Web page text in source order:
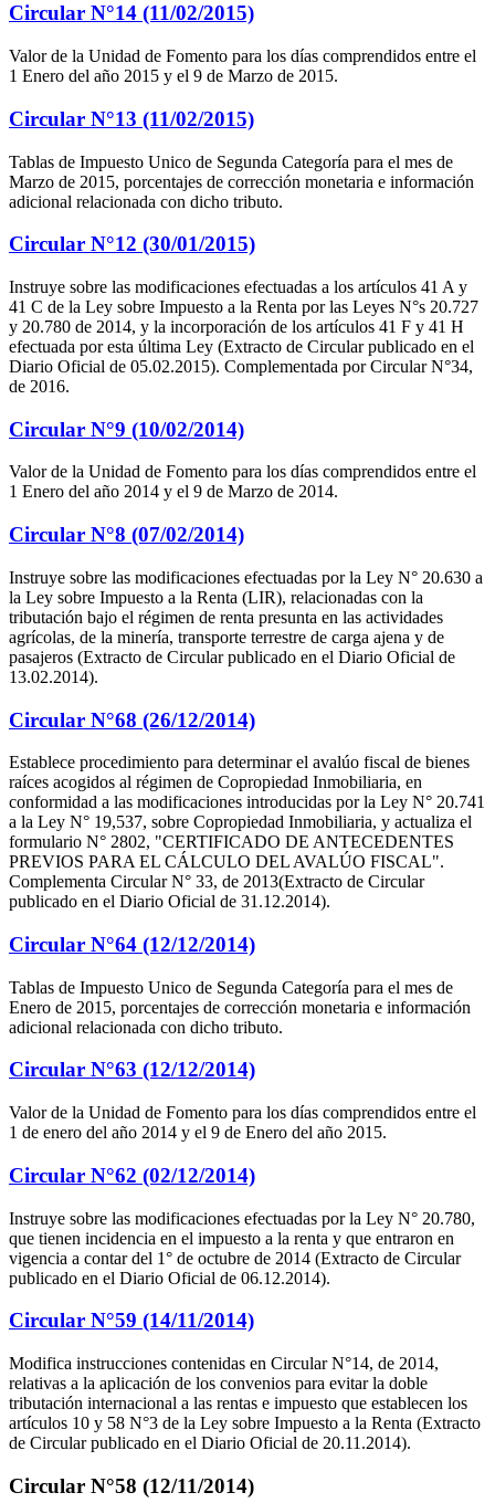
Circular N°14 (11/02/2015)
Valor de la Unidad de Fomento para los días comprendidos entre el
1 Enero del año 2015 y el 9 de Marzo de 2015.
Circular N°13 (11/02/2015)
Tablas de Impuesto Unico de Segunda Categoría para el mes de
Marzo de 2015, porcentajes de corrección monetaria e información
adicional relacionada con dicho tributo.
Circular N°12 (30/01/2015)
Instruye sobre las modificaciones efectuadas a los artículos 41 A y
41 C de la Ley sobre Impuesto a la Renta por las Leyes N°s 20.727
y 20.780 de 2014, y la incorporación de los artículos 41 F y 41 H
efectuada por esta última Ley (Extracto de Circular publicado en el
Diario Oficial de 05.02.2015). Complementada por Circular N°34,
de 2016.
Circular N°9 (10/02/2014)
Valor de la Unidad de Fomento para los días comprendidos entre el
1 Enero del año 2014 y el 9 de Marzo de 2014.
Circular N°8 (07/02/2014)
Instruye sobre las modificaciones efectuadas por la Ley N° 20.630 a
la Ley sobre Impuesto a la Renta (LIR), relacionadas con la
tributación bajo el régimen de renta presunta en las actividades
agrícolas, de la minería, transporte terrestre de carga ajena y de
pasajeros (Extracto de Circular publicado en el Diario Oficial de
13.02.2014).
Circular N°68 (26/12/2014)
Establece procedimiento para determinar el avalúo fiscal de bienes
raíces acogidos al régimen de Copropiedad Inmobiliaria, en
conformidad a las modificaciones introducidas por la Ley N° 20.741
a la Ley N° 19,537, sobre Copropiedad Inmobiliaria, y actualiza el
formulario N° 2802, "CERTIFICADO DE ANTECEDENTES
PREVIOS PARA EL CÁLCULO DEL AVALÚO FISCAL".
Complementa Circular N° 33, de 2013(Extracto de Circular
publicado en el Diario Oficial de 31.12.2014).
Circular N°64 (12/12/2014)
Tablas de Impuesto Unico de Segunda Categoría para el mes de
Enero de 2015, porcentajes de corrección monetaria e información
adicional relacionada con dicho tributo.
Circular N°63 (12/12/2014)
Valor de la Unidad de Fomento para los días comprendidos entre el
1 de enero del año 2014 y el 9 de Enero del año 2015.
Circular N°62 (02/12/2014)
Instruye sobre las modificaciones efectuadas por la Ley N° 20.780,
que tienen incidencia en el impuesto a la renta y que entraron en
vigencia a contar del 1° de octubre de 2014 (Extracto de Circular
publicado en el Diario Oficial de 06.12.2014).
Circular N°59 (14/11/2014)
Modifica instrucciones contenidas en Circular N°14, de 2014,
relativas a la aplicación de los convenios para evitar la doble
tributación internacional a las rentas e impuesto que establecen los
artículos 10 y 58 N°3 de la Ley sobre Impuesto a la Renta (Extracto
de Circular publicado en el Diario Oficial de 20.11.2014).
Circular N°58 (12/11/2014)